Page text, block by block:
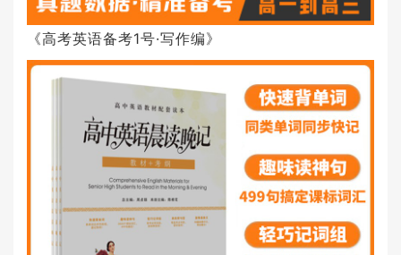
《高考英语备考1号·写作编》